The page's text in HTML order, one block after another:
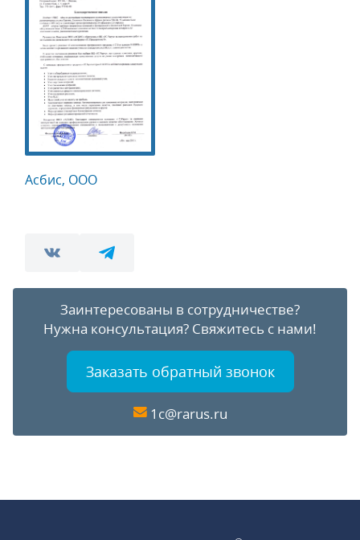
Асбис, ООО
Заинтересованы в сотрудничестве?
Нужна консультация? Свяжитесь с нами!
Заказать обратный звонок
1c@rarus.ru